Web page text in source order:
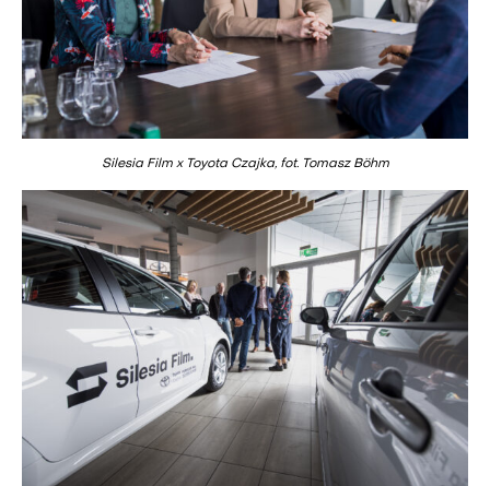
Silesia Film x Toyota Czajka, fot. Tomasz Böhm